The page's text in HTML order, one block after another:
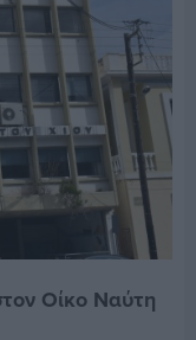
Οίκο Ναύτη